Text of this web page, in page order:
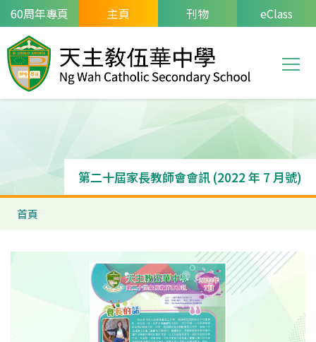
移至主內容
60周年專頁 主頁 刊物 eClass
Main
第二十屆家長教師會會訊 (2022 年 7 月號)
導
連
首頁